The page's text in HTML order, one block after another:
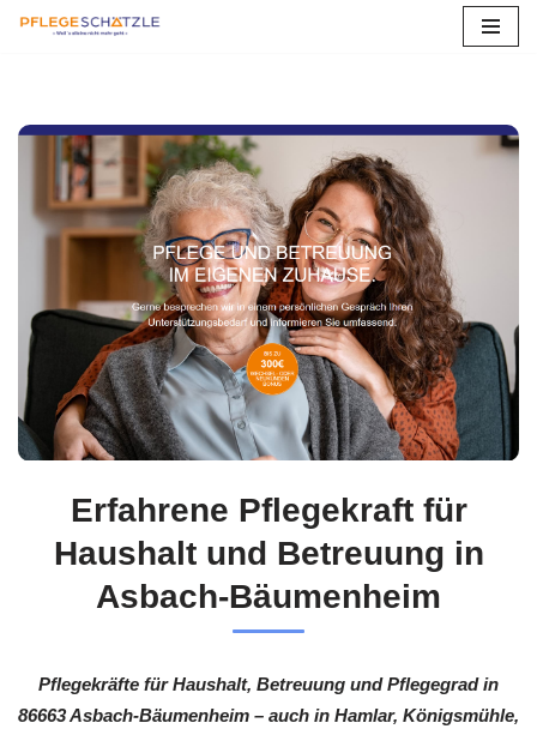
springen
Asbach
Erfahrene Pflegekraft für
Haushalt und Betreuung in
Asbach-Bäumenheim
Pflegekräfte für Haushalt, Betreuung und Pflegegrad in
86663 Asbach-Bäumenheim – auch in Hamlar, Königsmühle,